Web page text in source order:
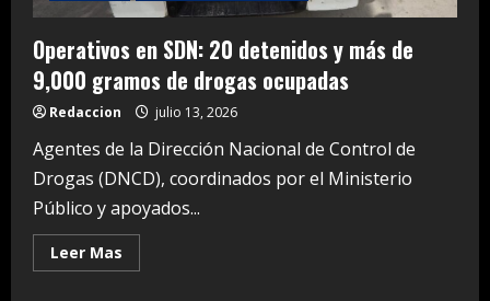
Operativos en SDN: 20 detenidos y más de
9,000 gramos de drogas ocupadas
Redaccion julio 13, 2026
Agentes de la Dirección Nacional de Control de
Drogas (DNCD), coordinados por el Ministerio
Público y apoyados...
Leer Mas
more